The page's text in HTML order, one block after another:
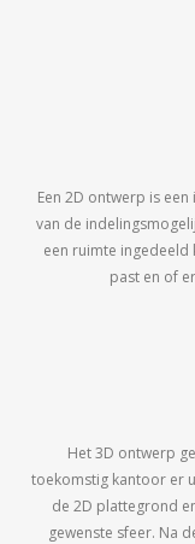
Een 2D ontwerp is
van de
een ruimte
past en of
Het 3D ontwerp
toekomstig kantoor er
de 2D plattegrond
gewenste sfeer. Na